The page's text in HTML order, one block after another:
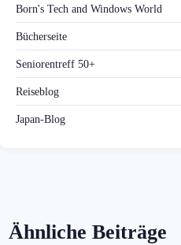
Born's Tech and Windows World
Bücherseite
Seniorentreff 50+
Reiseblog
Japan-Blog
Ähnliche Beiträge